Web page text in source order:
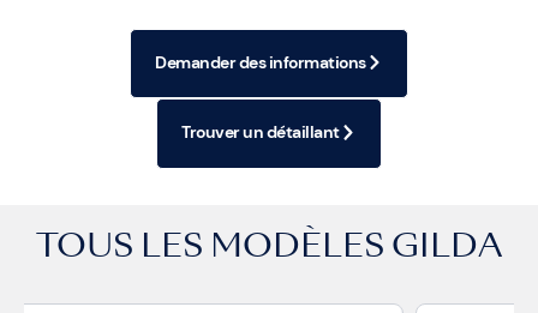
Demander des informations
Trouver un détaillant
TOUS LES MODÈLES GILDA